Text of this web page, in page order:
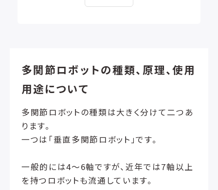
多関節ロボットの種類、原理、使用
用途について
多関節ロボットの種類は大きく分けて二つあ
ります。
一つは「垂直多関節ロボット」です。
一般的には4～6軸ですが、近年では7軸以上
を持つロボットも流通しています。